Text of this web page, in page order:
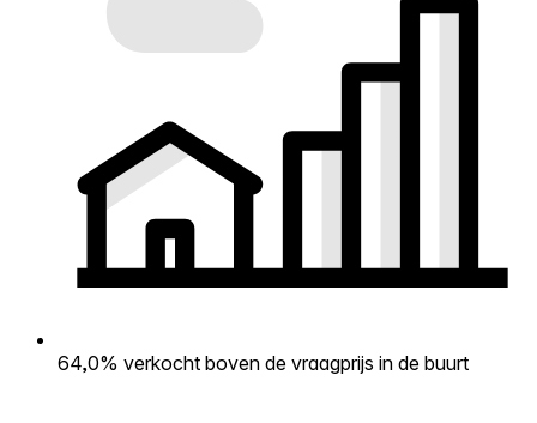
64,0% verkocht boven de vraagprijs in de buurt